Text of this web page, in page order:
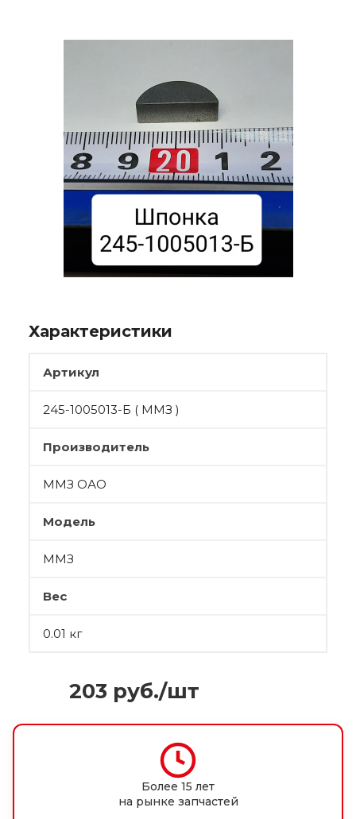
Характеристики
Артикул
245-1005013-Б ( ММЗ )
Производитель
ММЗ ОАО
Модель
ММЗ
Вес
0.01 кг
203 руб./шт
Более 15 лет
на рынке запчастей